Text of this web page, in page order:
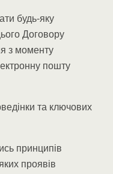
будь-яку
Договору
з моменту
пошту
та ключових
принципів
проявів